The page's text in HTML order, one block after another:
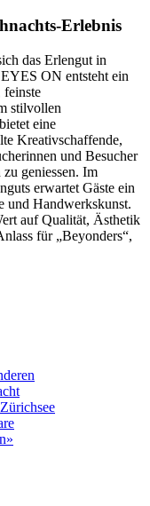
Erlebnis
das Erlengut in
ON entsteht ein
feinste
stilvollen
eine
Kreativschaffende,
und Besucher
geniessen. Im
erwartet Gäste ein
und Handwerkskunst.
auf Qualität, Ästhetik
für „Beyonders“,